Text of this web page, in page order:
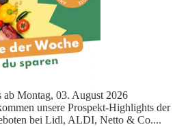
Montag, 03. August 2026
unsere Prospekt-Highlights der
bei Lidl, ALDI, Netto & Co....